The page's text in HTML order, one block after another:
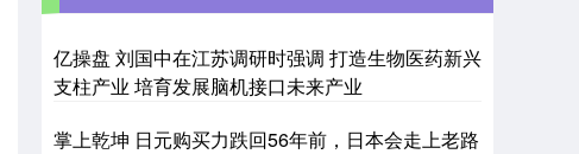
亿操盘 刘国中在江苏调研时强调 打造生物医药新兴
支柱产业 培育发展脑机接口未来产业
掌上乾坤 日元购买力跌回56年前，日本会走上老路